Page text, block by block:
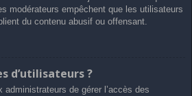
modérateurs empêchent que les utilisateurs
du contenu abusif ou offensant.
d’utilisateurs ?
administrateurs de gérer l’accès des